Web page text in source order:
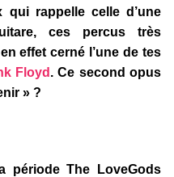
qui rappelle celle d’une
ces percus très
effet cerné l’une de tes
Floyd . Ce second opus
» ?
période The LoveGods